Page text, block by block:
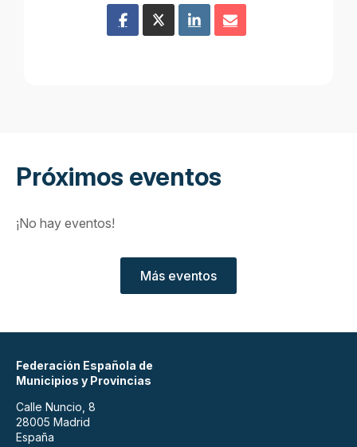
Próximos eventos
¡No hay eventos!
Más eventos
Federación Española de
Municipios y Provincias
Calle Nuncio, 8
28005 Madrid
España